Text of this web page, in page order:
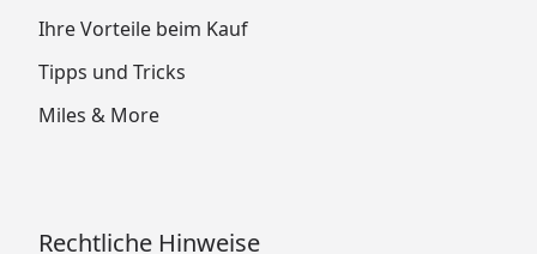
Ihre Vorteile beim Kauf
Tipps und Tricks
Miles & More
Rechtliche Hinweise